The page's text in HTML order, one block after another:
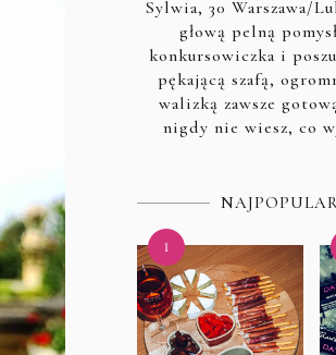
Sylwia, 30 Warszawa/
głową pelną
konkursowiczka i
pękającą szafą,
walizką zawsze
nigdy nie wiesz, co